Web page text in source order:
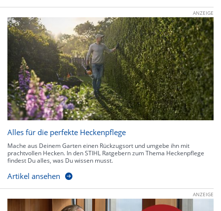
ANZEIGE
Alles für die perfekte Heckenpflege
Mache aus Deinem Garten einen Rückzugsort und umgebe ihn mit
prachtvollen Hecken. In den STIHL Ratgebern zum Thema Heckenpflege
findest Du alles, was Du wissen musst.
Artikel ansehen
ANZEIGE